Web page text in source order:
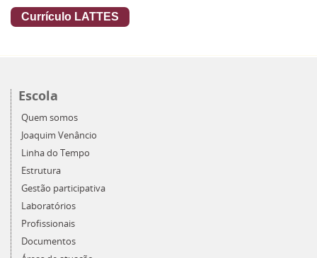
Currículo LATTES
Escola
Quem somos
Joaquim Venâncio
Linha do Tempo
Estrutura
Gestão participativa
Laboratórios
Profissionais
Documentos